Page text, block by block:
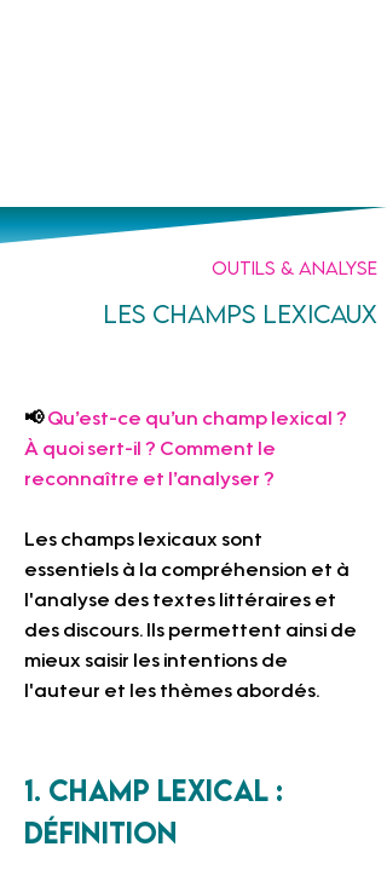
Outils & analyse
Les champs lexicaux
📢 Qu’est-ce qu’un champ lexical ?
À quoi sert-il ? Comment le
reconnaître et l’analyser ?
Les champs lexicaux sont
essentiels à la compréhension et à
l'analyse des textes littéraires et
des discours. Ils permettent ainsi de
mieux saisir les intentions de
l'auteur et les thèmes abordés.
1. Champ lexical :
définition